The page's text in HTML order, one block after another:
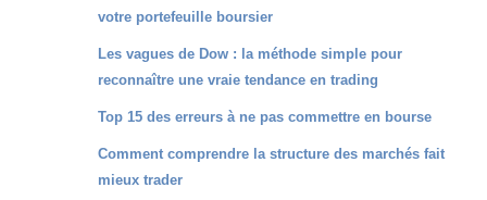
votre portefeuille boursier
Les vagues de Dow : la méthode simple pour
reconnaître une vraie tendance en trading
Top 15 des erreurs à ne pas commettre en bourse
Comment comprendre la structure des marchés fait
mieux trader